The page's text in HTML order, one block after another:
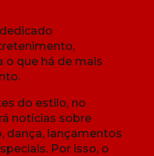
o que há de mais
do estilo, no
notícias sobre
dança, lançamentos
Por isso, o